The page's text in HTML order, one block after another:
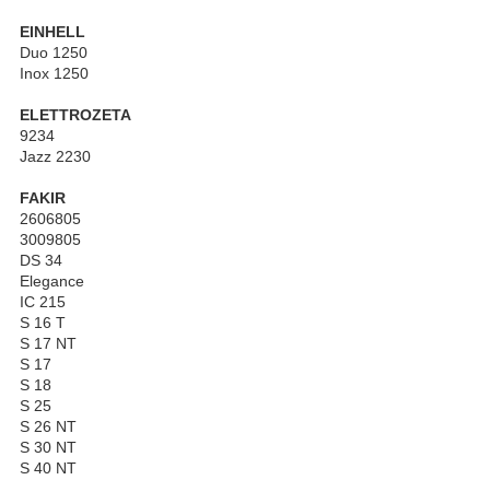
EINHELL
Duo 1250
Inox 1250
ELETTROZETA
9234
Jazz 2230
FAKIR
2606805
3009805
DS 34
Elegance
IC 215
S 16 T
S 17 NT
S 17
S 18
S 25
S 26 NT
S 30 NT
S 40 NT